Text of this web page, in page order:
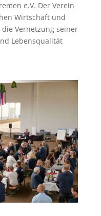
e.V. Der Verein
Wirtschaft und
Vernetzung seiner
Lebensqualität